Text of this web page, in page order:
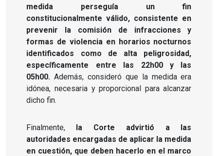
medida perseguía un fin
constitucionalmente válido, consistente en
prevenir la comisión de infracciones y
formas de violencia en horarios nocturnos
identificados como de alta peligrosidad,
específicamente entre las 22h00 y las
05h00. Además, consideró que la medida era
idónea, necesaria y proporcional para alcanzar
dicho fin.
Finalmente, la Corte advirtió a las
autoridades encargadas de aplicar la medida
en cuestión, que deben hacerlo en el marco